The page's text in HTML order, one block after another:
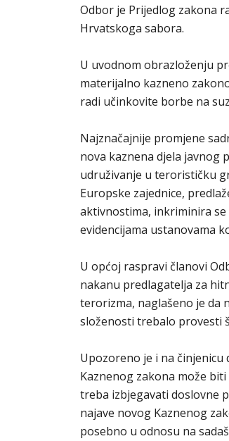
Odbor je Prijedlog zakona
Hrvatskoga sabora.
U uvodnom obrazloženju
materijalno kazneno
radi učinkovite borbe na
Najznačajnije promjene
nova kaznena djela javnog
udruživanje u terorističku
Europske zajednice,
aktivnostima, inkriminira
evidencijama ustanovama
U općoj raspravi članovi
nakanu predlagatelja za
terorizma, naglašeno je da
složenosti trebalo provesti
Upozoreno je i na
Kaznenog zakona može
treba izbjegavati doslovne
najave novog Kaznenog
posebno u odnosu na